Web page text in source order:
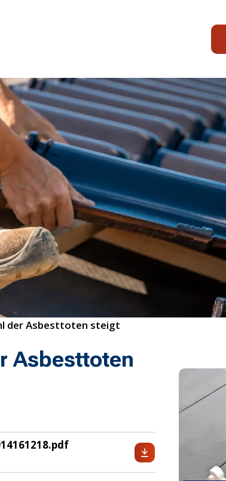
der Asbesttoten steigt
Asbesttoten